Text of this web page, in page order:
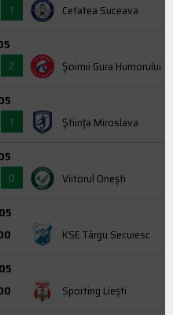
1 Cetatea Suceava
2 Şoimii Gura Humorului
1 Știința Miroslava
0 Viitorul Onești
KSE Târgu Secuiesc
Sporting Liești